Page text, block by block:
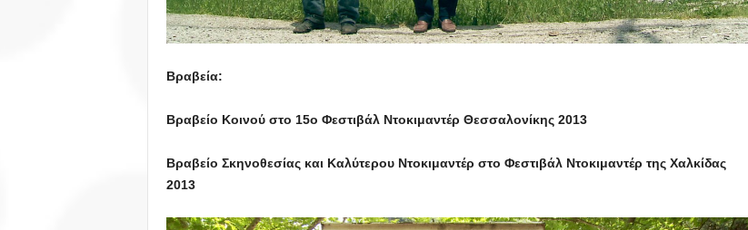
Βραβεία:
Βραβείο Κοινού στο 15ο Φεστιβάλ Ντοκιμαντέρ Θεσσαλονίκης 2013
Bραβείο Σκηνοθεσίας και Καλύτερου Ντοκιμαντέρ στο Φεστιβάλ Ντοκιμαντέρ της Χαλκίδας
2013